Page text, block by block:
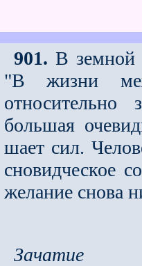
901. В земной
"В жизни
относительно
большая
шает сил.
сновидческое
желание снова
Зачатие